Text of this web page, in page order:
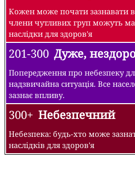
Кожен може почати зазнавати
члени чутливих груп можуть
наслідки для здоров'я
201-300 Дуже,
Попередження про небезпеку
надзвичайна ситуація. Все
зазнає впливу.
300+ Небезпечний
Небезпека: будь-хто може
наслідків для здоров'я